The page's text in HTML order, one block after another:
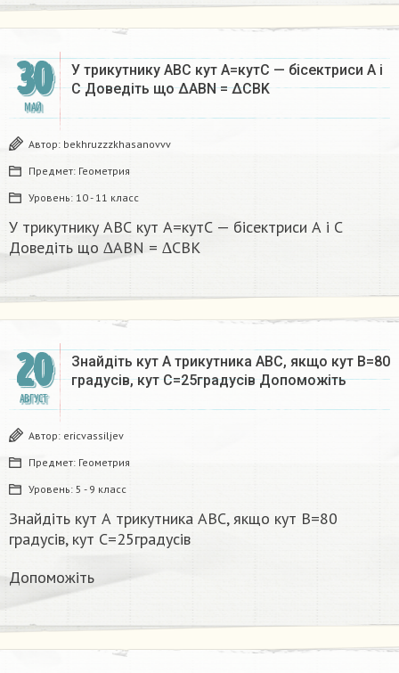
30
МАЙ
У трикутнику АВС кут А=кутС — бісектриси А і
С Доведіть що ∆АВN = ∆CBK​
Автор: bekhruzzzkhasanovvv
Предмет: Геометрия
Уровень: 10 - 11 класс
У трикутнику АВС кут А=кутС — бісектриси А і С
Доведіть що ∆АВN = ∆CBK​
20
АВГУСТ
Знайдіть кут А трикутника АВС, якщо кут В=80
градусів, кут С=25градусів Допоможіть
Автор: ericvassiljev
Предмет: Геометрия
Уровень: 5 - 9 класс
Знайдіть кут А трикутника АВС, якщо кут В=80
градусів, кут С=25градусів
Допоможіть